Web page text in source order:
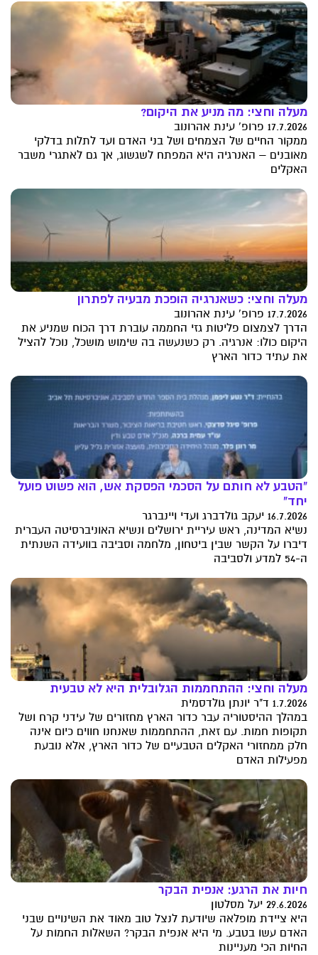
מעלה וחצי: מה מניע את היקום?
17.7.2026 פרופ' עינת אהרונוב
ממקור החיים של הצמחים ושל בני האדם ועד לתלות בדלקי
מאובנים – האנרגיה היא המפתח לשגשוג, אך גם לאתגרי משבר
האקלים
מעלה וחצי: כשאנרגיה הופכת מבעיה לפתרון
17.7.2026 פרופ' עינת אהרונוב
הדרך לצמצום פליטות גזי החממה עוברת דרך הכוח שמניע את
היקום כולו: אנרגיה. רק כשנעשה בה שימוש מושכל, נוכל להציל
את עתיד כדור הארץ
"הטבע לא חותם על הסכמי הפסקת אש, הוא פשוט פועל
יחד"
16.7.2026 יעקב גולדברג ועדי ויינברגר
נשיא המדינה, ראש עיריית ירושלים ונשיא האוניברסיטה העברית
דיברו על הקשר שבין ביטחון, מלחמה וסביבה בוועידה השנתית
ה-54 למדע ולסביבה
מעלה וחצי: ההתחממות הגלובלית היא לא טבעית
1.7.2026 ד"ר יונתן גולדסמית
במהלך ההיסטוריה עבר כדור הארץ מחזורים של עידני קרח ושל
תקופות חמות. עם זאת, ההתחממות שאנחנו חווים כיום אינה
חלק ממחזורי האקלים הטבעיים של כדור הארץ, אלא נובעת
מפעילות האדם
חיות את הרגע: אנפית הבקר
29.6.2026 יעל מסלטון
היא ציידת מופלאה שיודעת לנצל טוב מאוד את השינויים שבני
האדם עשו בטבע. מי היא אנפית הבקר? השאלות החמות על
החיות הכי מעניינות